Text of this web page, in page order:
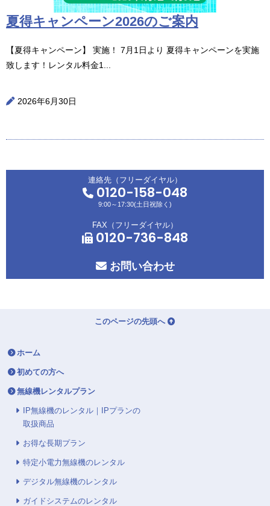
夏得キャンペーン2026のご案内
【夏得キャンペーン】 実施！ 7月1日より 夏得キャンペーンを実施
致します！レンタル料金1...
2026年6月30日
連絡先（フリーダイヤル）
0120-158-048
9:00～17:30(土日祝除く)
FAX（フリーダイヤル）
0120-736-848
お問い合わせ
このページの先頭へ
ホーム
初めての方へ
無線機レンタルプラン
IP無線機のレンタル｜IPプランの
取扱商品
お得な長期プラン
特定小電力無線機のレンタル
デジタル無線機のレンタル
ガイドシステムのレンタル